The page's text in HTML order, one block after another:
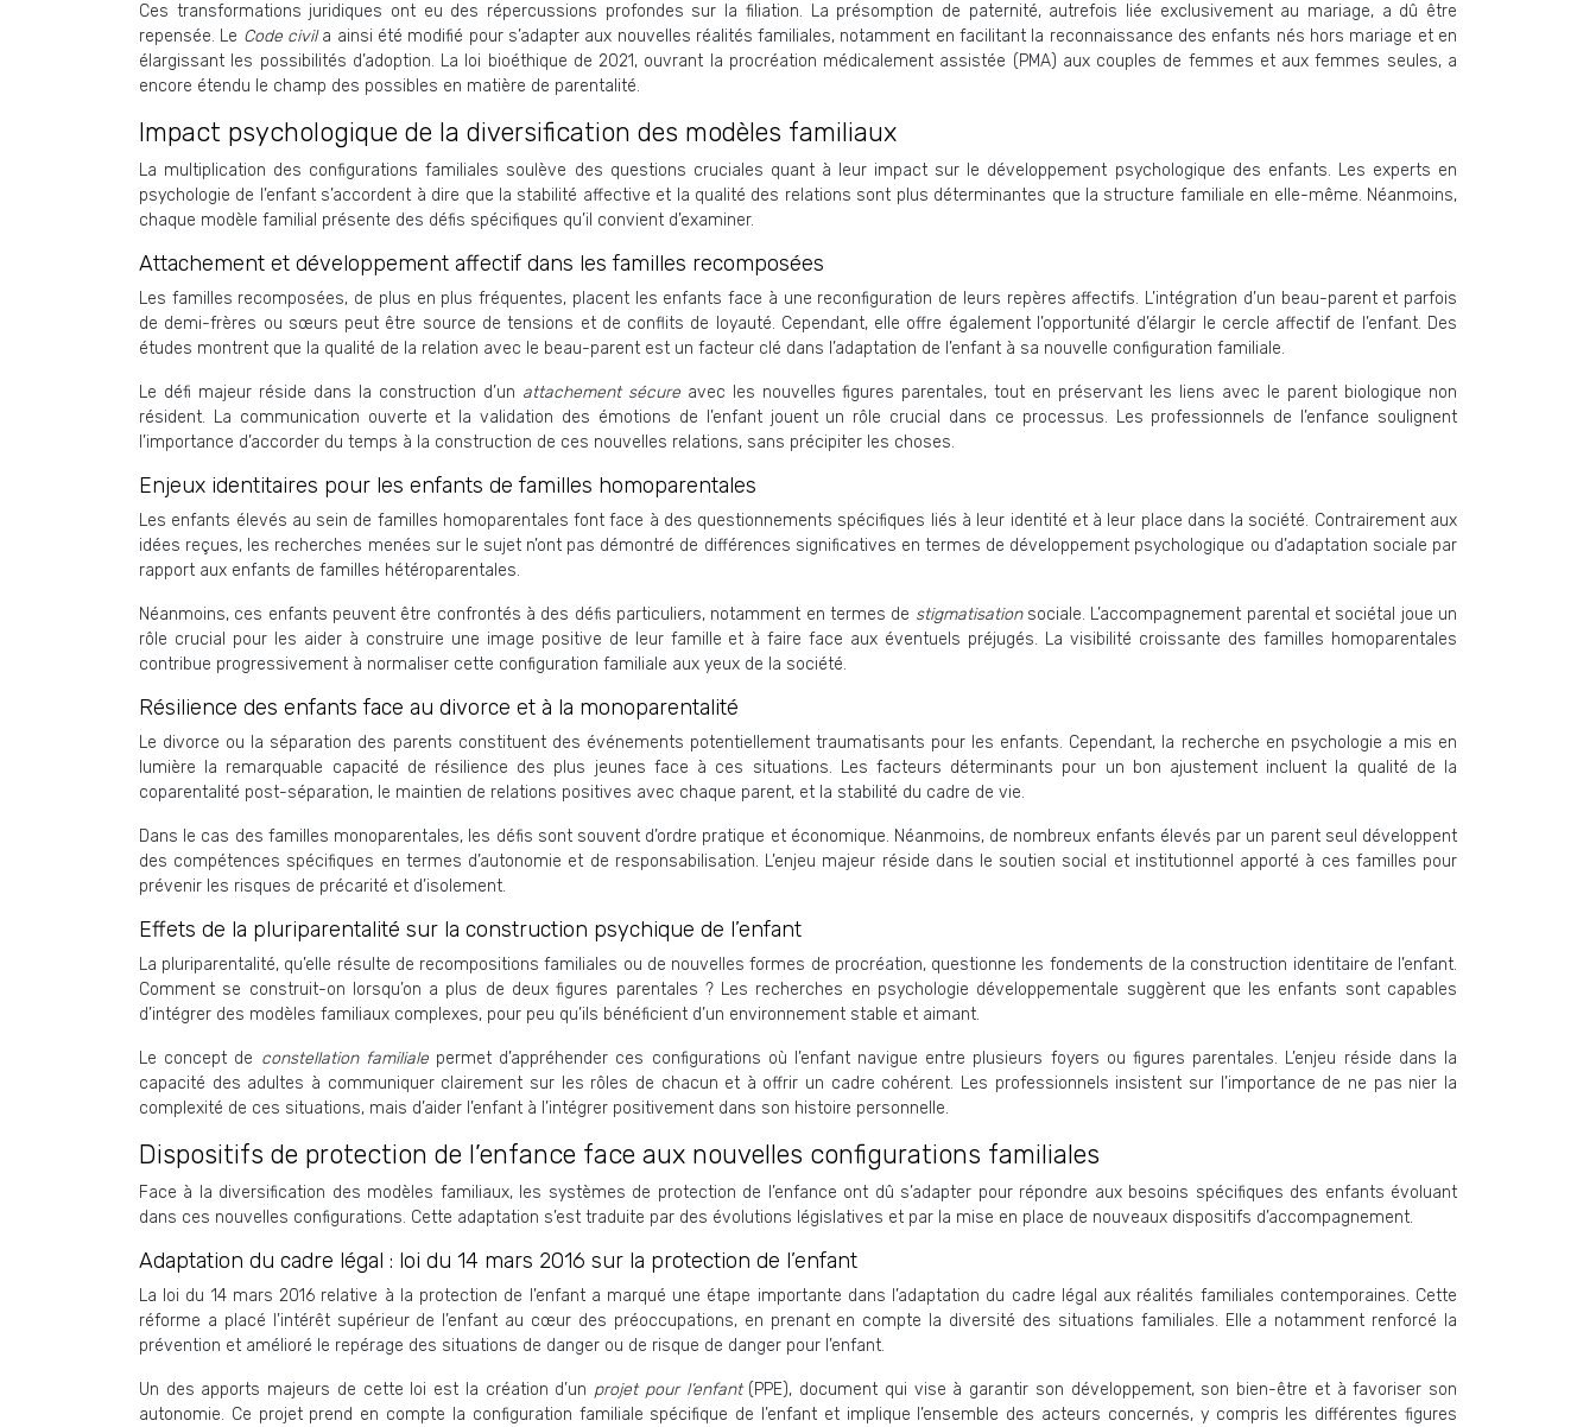
Ces transformations juridiques ont eu des répercussions profondes sur la filiation. La présomption de paternité, autrefois liée exclusivement au mariage, a dû être
repensée. Le Code civila ainsi été modifié pour s’adapter aux nouvelles réalités familiales, notamment en facilitant la reconnaissance des enfants nés hors mariage et en
élargissant les possibilités d’adoption. La loi bioéthique de 2021, ouvrant la procréation médicalement assistée (PMA) aux couples de femmes et aux femmes seules, a
encore étendu le champ des possibles en matière de parentalité.
Impact psychologique de la diversification des modèles familiaux
La multiplication des configurations familiales soulève des questions cruciales quant à leur impact sur le développement psychologique des enfants. Les experts en
psychologie de l’enfant s’accordent à dire que la stabilité affective et la qualité des relations sont plus déterminantes que la structure familiale en elle-même. Néanmoins,
chaque modèle familial présente des défis spécifiques qu’il convient d’examiner.
Attachement et développement affectif dans les familles recomposées
Les familles recomposées, de plus en plus fréquentes, placent les enfants face à une reconfiguration de leurs repères affectifs. L’intégration d’un beau-parent et parfois
de demi-frères ou sœurs peut être source de tensions et de conflits de loyauté. Cependant, elle offre également l’opportunité d’élargir le cercle affectif de l’enfant. Des
études montrent que la qualité de la relation avec le beau-parent est un facteur clé dans l’adaptation de l’enfant à sa nouvelle configuration familiale.
Le défi majeur réside dans la construction d’un attachement sécure avec les nouvelles figures parentales, tout en préservant les liens avec le parent biologique non
résident. La communication ouverte et la validation des émotions de l’enfant jouent un rôle crucial dans ce processus. Les professionnels de l’enfance soulignent
l’importance d’accorder du temps à la construction de ces nouvelles relations, sans précipiter les choses.
Enjeux identitaires pour les enfants de familles homoparentales
Les enfants élevés au sein de familles homoparentales font face à des questionnements spécifiques liés à leur identité et à leur place dans la société. Contrairement aux
idées reçues, les recherches menées sur le sujet n’ont pas démontré de différences significatives en termes de développement psychologique ou d’adaptation sociale par
rapport aux enfants de familles hétéroparentales.
Néanmoins, ces enfants peuvent être confrontés à des défis particuliers, notamment en termes de stigmatisation sociale. L’accompagnement parental et sociétal joue un
rôle crucial pour les aider à construire une image positive de leur famille et à faire face aux éventuels préjugés. La visibilité croissante des familles homoparentales
contribue progressivement à normaliser cette configuration familiale aux yeux de la société.
Résilience des enfants face au divorce et à la monoparentalité
Le divorce ou la séparation des parents constituent des événements potentiellement traumatisants pour les enfants. Cependant, la recherche en psychologie a mis en
lumière la remarquable capacité de résilience des plus jeunes face à ces situations. Les facteurs déterminants pour un bon ajustement incluent la qualité de la
coparentalité post-séparation, le maintien de relations positives avec chaque parent, et la stabilité du cadre de vie.
Dans le cas des familles monoparentales, les défis sont souvent d’ordre pratique et économique. Néanmoins, de nombreux enfants élevés par un parent seul développent
des compétences spécifiques en termes d’autonomie et de responsabilisation. L’enjeu majeur réside dans le soutien social et institutionnel apporté à ces familles pour
prévenir les risques de précarité et d’isolement.
Effets de la pluriparentalité sur la construction psychique de l’enfant
La pluriparentalité, qu’elle résulte de recompositions familiales ou de nouvelles formes de procréation, questionne les fondements de la construction identitaire de l’enfant.
Comment se construit-on lorsqu’on a plus de deux figures parentales ? Les recherches en psychologie développementale suggèrent que les enfants sont capables
d’intégrer des modèles familiaux complexes, pour peu qu’ils bénéficient d’un environnement stable et aimant.
Le concept de constellation familiale permet d’appréhender ces configurations où l’enfant navigue entre plusieurs foyers ou figures parentales. L’enjeu réside dans la
capacité des adultes à communiquer clairement sur les rôles de chacun et à offrir un cadre cohérent. Les professionnels insistent sur l’importance de ne pas nier la
complexité de ces situations, mais d’aider l’enfant à l’intégrer positivement dans son histoire personnelle.
Dispositifs de protection de l’enfance face aux nouvelles configurations familiales
Face à la diversification des modèles familiaux, les systèmes de protection de l’enfance ont dû s’adapter pour répondre aux besoins spécifiques des enfants évoluant
dans ces nouvelles configurations. Cette adaptation s’est traduite par des évolutions législatives et par la mise en place de nouveaux dispositifs d’accompagnement.
Adaptation du cadre légal : loi du 14 mars 2016 sur la protection de l’enfant
La loi du 14 mars 2016 relative à la protection de l’enfant a marqué une étape importante dans l’adaptation du cadre légal aux réalités familiales contemporaines. Cette
réforme a placé l’intérêt supérieur de l’enfant au cœur des préoccupations, en prenant en compte la diversité des situations familiales. Elle a notamment renforcé la
prévention et amélioré le repérage des situations de danger ou de risque de danger pour l’enfant.
Un des apports majeurs de cette loi est la création d’un projet pour l’enfant (PPE), document qui vise à garantir son développement, son bien-être et à favoriser son
autonomie. Ce projet prend en compte la configuration familiale spécifique de l’enfant et implique l’ensemble des acteurs concernés, y compris les différentes figures